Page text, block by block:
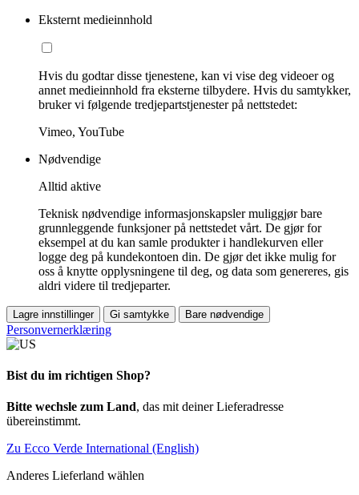
Eksternt medieinnhold
Hvis du godtar disse tjenestene, kan vi vise deg videoer og
annet medieinnhold fra eksterne tilbydere. Hvis du samtykker,
bruker vi følgende tredjepartstjenester på nettstedet:
Vimeo, YouTube
Nødvendige
Alltid aktive
Teknisk nødvendige informasjonskapsler muliggjør bare
grunnleggende funksjoner på nettstedet vårt. De gjør for
eksempel at du kan samle produkter i handlekurven eller
logge deg på kundekontoen din. De gjør det ikke mulig for
oss å knytte opplysningene til deg, og data som genereres, gis
aldri videre til tredjeparter.
Lagre innstillinger Gi samtykke Bare nødvendige
Personvernerklæring
Bist du im richtigen Shop?
Bitte wechsle zum Land, das mit deiner Lieferadresse
übereinstimmt.
Zu Ecco Verde International (English)
Anderes Lieferland wählen